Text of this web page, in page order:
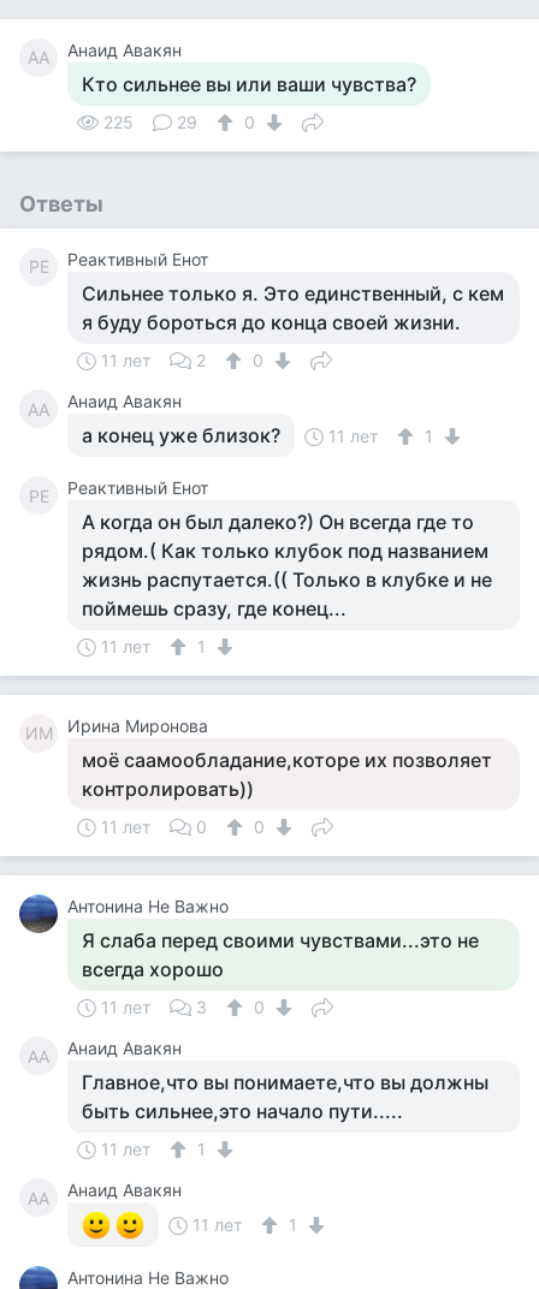
АА Анаид Авакян
Кто сильнее вы или ваши чувства?
225 29 0
Ответы
РЕ Реактивный Енот
Сильнее только я. Это единственный, с кем
я буду бороться до конца своей жизни.
11 лет 2 0
АА Анаид Авакян
а конец уже близок? 11 лет 1
РЕ Реактивный Енот
А когда он был далеко?) Он всегда где то
рядом.( Как только клубок под названием
жизнь распутается.(( Только в клубке и не
поймешь сразу, где конец...
11 лет 1
ИМ Ирина Миронова
моё саамообладание,которе их позволяет
контролировать))
11 лет 0 0
Антонина Не Важно
Я слаба перед своими чувствами...это не
всегда хорошо
11 лет 3 0
АА Анаид Авакян
Главное,что вы понимаете,что вы должны
быть сильнее,это начало пути.....
11 лет 1
АА
Анаид Авакян
11 лет
1
Антонина Не Важно